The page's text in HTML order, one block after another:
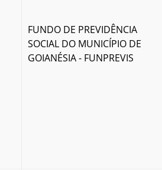
FUNDO DE PREVIDÊNCIA
SOCIAL DO MUNICÍPIO DE
GOIANÉSIA - FUNPREVIS